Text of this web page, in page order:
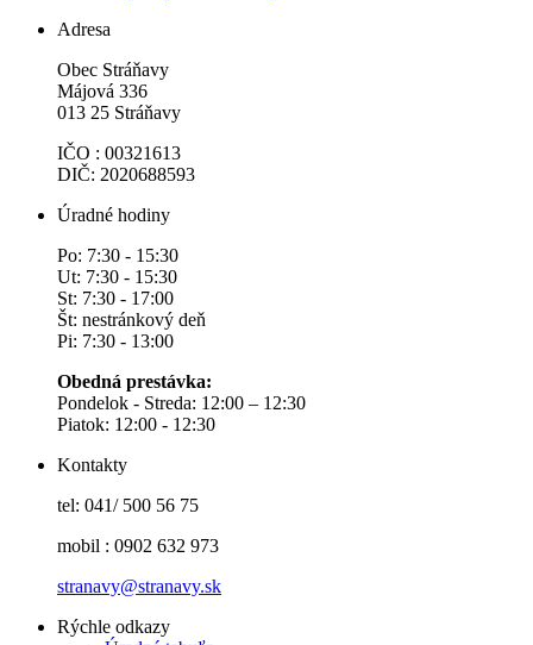
Adresa
Obec Stráňavy
Májová 336
013 25 Stráňavy
IČO : 00321613
DIČ: 2020688593
Úradné hodiny
Po: 7:30 - 15:30
Ut: 7:30 - 15:30
St: 7:30 - 17:00
Št: nestránkový deň
Pi: 7:30 - 13:00
Obedná prestávka:
Pondelok - Streda: 12:00 – 12:30
Piatok: 12:00 - 12:30
Kontakty
tel: 041/ 500 56 75
mobil : 0902 632 973
stranavy@stranavy.sk
Rýchle odkazy